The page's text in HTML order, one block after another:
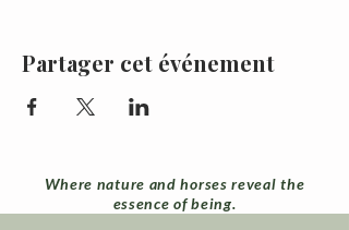
Partager cet événement
Where nature and horses reveal the
essence of being.